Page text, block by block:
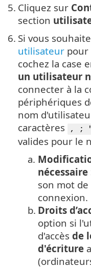
5. Cliquez sur
section
6. Si vous
utilisateur pour
cochez la case
un utilisateur
connecter à la
périphériques
nom
caractères
, ;
valides pour le
a.
nécessaire
son mot
connexion.
b. Droits
option si
d'accès de
d'écriture